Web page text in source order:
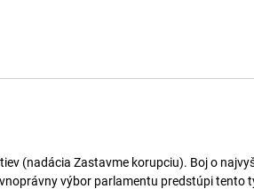
(nadácia Zastavme korupciu). Boj o
výbor parlamentu predstúpi tento